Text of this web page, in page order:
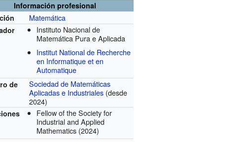
Información profesional
Matemática
Instituto Nacional de
Matemática Pura e Aplicada
Institut National de Recherche
en Informatique et en
Automatique
de
Sociedad de Matemáticas
Aplicadas e Industriales (desde
2024)
Fellow of the Society for
Industrial and Applied
Mathematics (2024)